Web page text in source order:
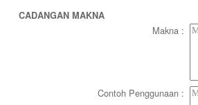
CADANGAN MAKNA
Makna :
Contoh Penggunaan :